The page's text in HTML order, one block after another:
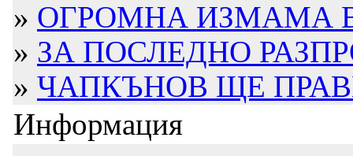
» ОГРОМНА ИЗМАМА В
» ЗА ПОСЛЕДНО
» ЧАПКЪНОВ ЩЕ
Информация